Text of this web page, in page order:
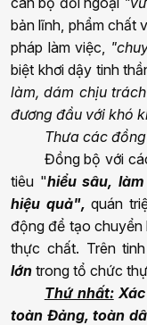
bản lĩnh, phẩm chất
pháp làm việc,
biệt khơi dậy tinh
làm, dám chịu
đương đầu với khó
Thưa các
Đồng bộ với
tiêu "hiểu sâu,
hiệu quả", quán
động để tạo chuyển
thực chất. Trên
lớn trong tổ chức
Thứ nhất:
toàn Đảng, toàn